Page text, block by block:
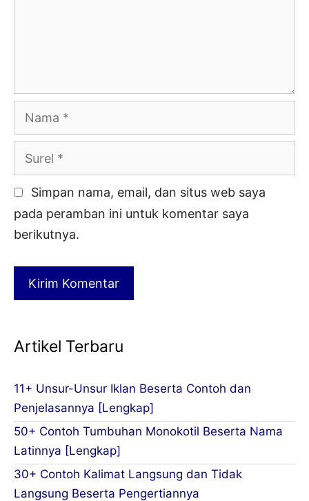
Nama
Surel
Simpan nama, email, dan situs web saya
pada peramban ini untuk komentar saya
berikutnya.
Artikel Terbaru
11+ Unsur-Unsur Iklan Beserta Contoh dan
Penjelasannya [Lengkap]
50+ Contoh Tumbuhan Monokotil Beserta Nama
Latinnya [Lengkap]
30+ Contoh Kalimat Langsung dan Tidak
Langsung Beserta Pengertiannya